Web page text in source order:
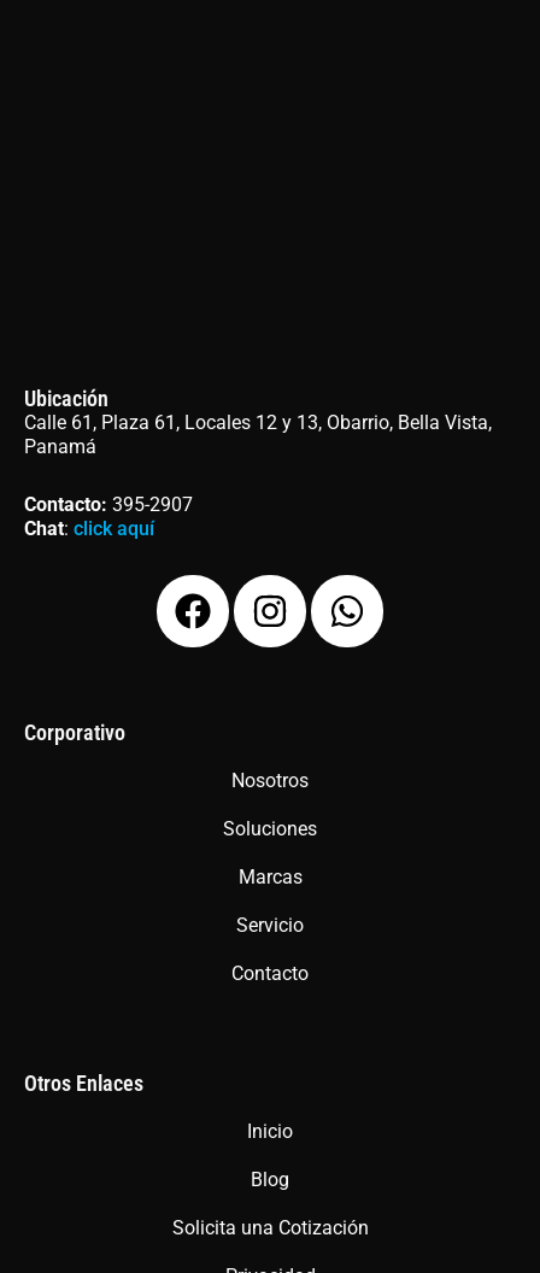
Ubicación
Calle 61, Plaza 61, Locales 12 y 13, Obarrio, Bella Vista,
Panamá
Contacto: 395-2907
Chat: click aquí
F
a
I
n
g
a
m
W
h
Corporativo
Nosotros
Soluciones
Marcas
Servicio
Contacto
Otros Enlaces
Inicio
Blog
Solicita una Cotización